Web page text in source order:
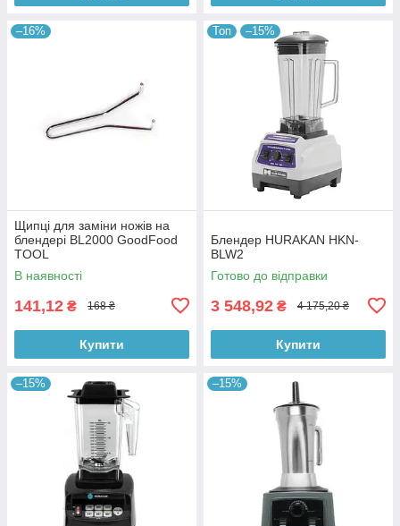
–16%
Щипці для заміни ножів на
блендері BL2000 GoodFood
TOOL
В наявності
141,12 ₴ 168 ₴
Купити
Топ –15%
Блендер HURAKAN HKN-
BLW2
Готово до відправки
3 548,92 ₴ 4 175,20 ₴
Купити
–15% –15%